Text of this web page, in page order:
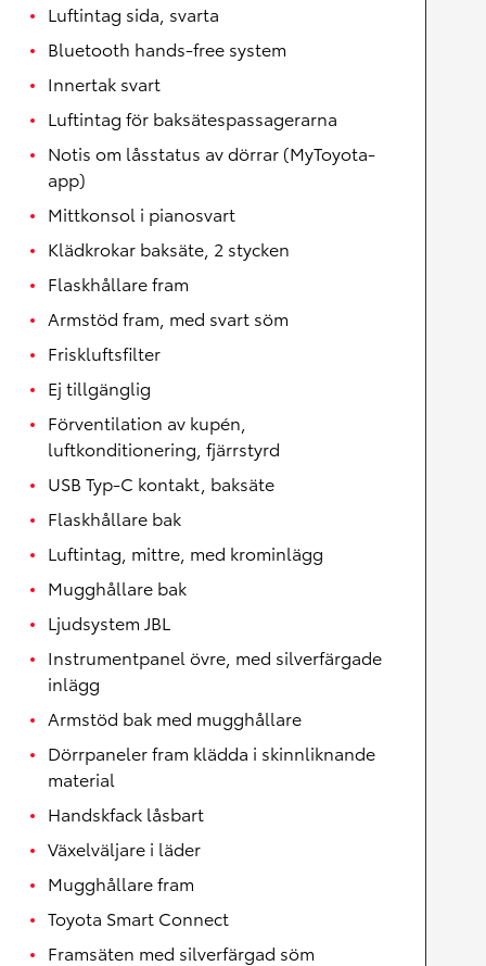
Luftintag sida, svarta
Bluetooth hands-free system
Innertak svart
Luftintag för baksätespassagerarna
Notis om låsstatus av dörrar (MyToyota-
app)
Mittkonsol i pianosvart
Klädkrokar baksäte, 2 stycken
Flaskhållare fram
Armstöd fram, med svart söm
Friskluftsfilter
Ej tillgänglig
Förventilation av kupén,
luftkonditionering, fjärrstyrd
USB Typ-C kontakt, baksäte
Flaskhållare bak
Luftintag, mittre, med krominlägg
Mugghållare bak
Ljudsystem JBL
Instrumentpanel övre, med silverfärgade
inlägg
Armstöd bak med mugghållare
Dörrpaneler fram klädda i skinnliknande
material
Handskfack låsbart
Växelväljare i läder
Mugghållare fram
Toyota Smart Connect
Framsäten med silverfärgad söm